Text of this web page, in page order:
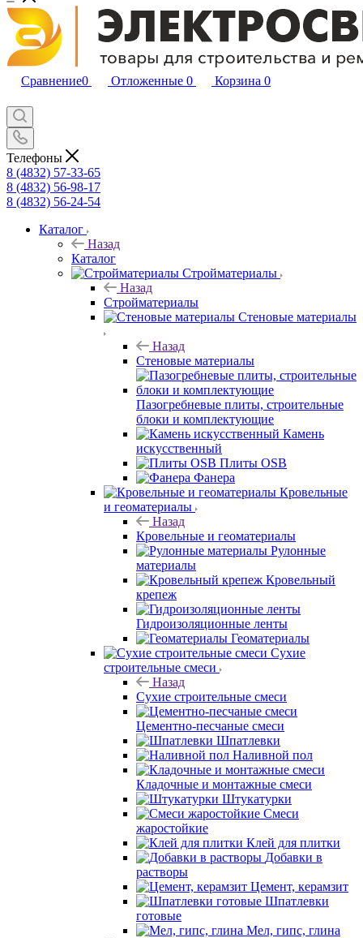
Сравнение0 Отложенные 0 Корзина 0
Телефоны
8 (4832) 57-33-65
8 (4832) 56-98-17
8 (4832) 56-24-54
Каталог
Назад
Каталог
Стройматериалы
Назад
Стройматериалы
Стеновые материалы
Назад
Стеновые материалы
Пазогребневые плиты, строительные
блоки и комплектующие
Камень
искусственный
Плиты OSB
Фанера
Кровельные
и геоматериалы
Назад
Кровельные и геоматериалы
Рулонные
материалы
Кровельный
крепеж
Гидроизоляционные ленты
Геоматериалы
Сухие
строительные смеси
Назад
Сухие строительные смеси
Цементно-песчаные смеси
Шпатлевки
Наливной пол
Кладочные и монтажные смеси
Штукатурки
Смеси
жаростойкие
Клей для плитки
Добавки в
растворы
Цемент, керамзит
Шпатлевки
готовые
Мел, гипс, глина